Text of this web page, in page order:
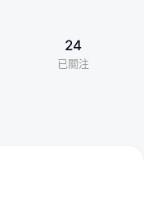
24
已關注